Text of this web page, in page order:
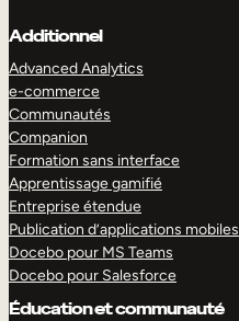
Additionnel
Advanced Analytics
e-commerce
Communautés
Companion
Formation sans interface
Apprentissage gamifié
Entreprise étendue
Publication d’applications mobiles
Docebo pour MS Teams
Docebo pour Salesforce
Éducation et communauté